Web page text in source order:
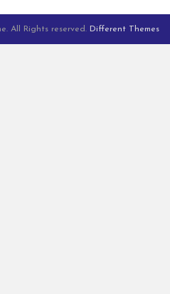
All Rights reserved. Different Themes